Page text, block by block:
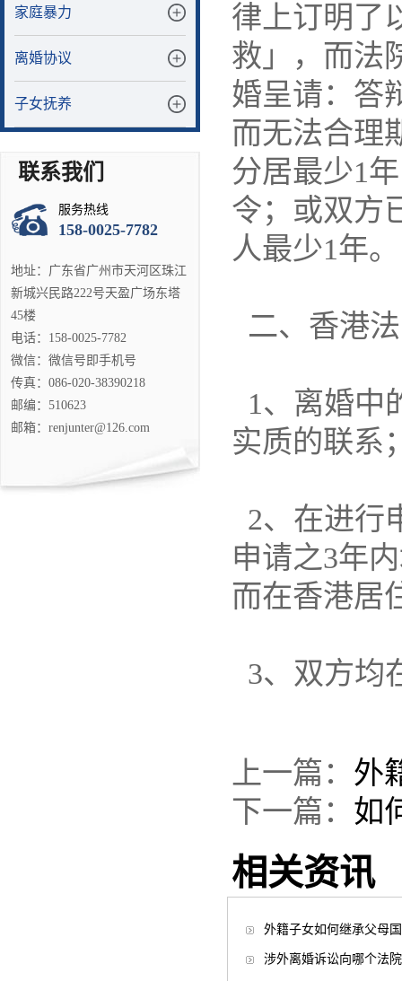
家庭暴力
离婚协议
子女抚养
联系我们
服务热线
158-0025-7782
地址：广东省广州市天河区珠江
新城兴民路222号天盈广场东塔
45楼
电话：158-0025-7782
微信：微信号即手机号
传真：086-020-38390218
邮编：510623
邮箱：renjunter@126.com
律上订明了
救」，而法
婚呈请：答
而无法合理
分居最少1
令；或双方
人最少1年。
二、香港
1、离婚中
实质的联系
2、在进行
申请之3年
而在香港居
3、双方均
上一篇： 外
下一篇： 如
相关资讯
外籍子女如何继承父母
涉外离婚诉讼向哪个法